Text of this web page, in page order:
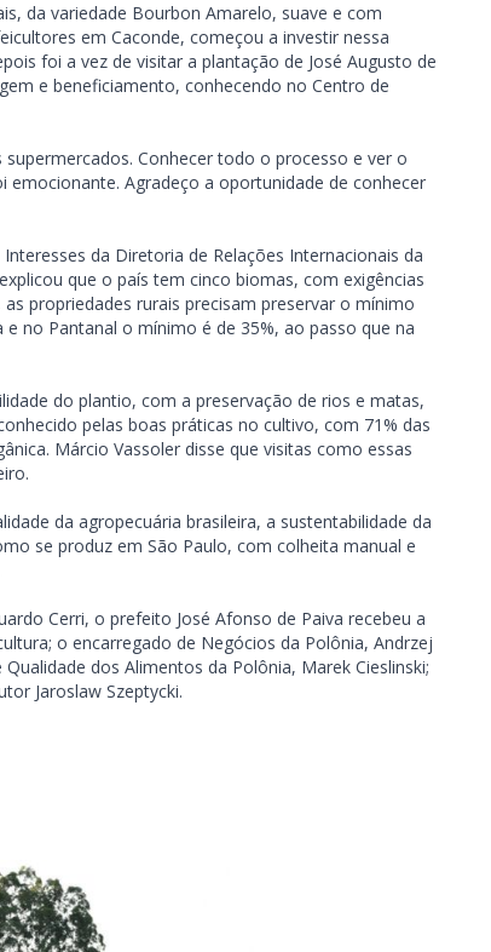
da variedade Bourbon Amarelo, suave e com
em Caconde, começou a investir nessa
foi a vez de visitar a plantação de José Augusto de
e beneficiamento, conhecendo no Centro de
Conhecer todo o processo e ver o
Agradeço a oportunidade de conhecer
da Diretoria de Relações Internacionais da
que o país tem cinco biomas, com exigências
propriedades rurais precisam preservar o mínimo
no Pantanal o mínimo é de 35%, ao passo que na
do plantio, com a preservação de rios e matas,
pelas boas práticas no cultivo, com 71% das
Márcio Vassoler disse que visitas como essas
da agropecuária brasileira, a sustentabilidade da
se produz em São Paulo, com colheita manual e
Cerri, o prefeito José Afonso de Paiva recebeu a
o encarregado de Negócios da Polônia, Andrzej
dos Alimentos da Polônia, Marek Cieslinski;
Jaroslaw Szeptycki.